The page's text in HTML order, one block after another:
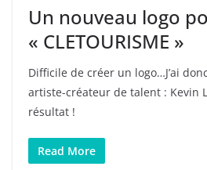
Un nouveau logo
« CLETOURISME »
Difficile de créer un logo…J’ai
artiste-créateur de talent : Kevin
résultat !
Read More